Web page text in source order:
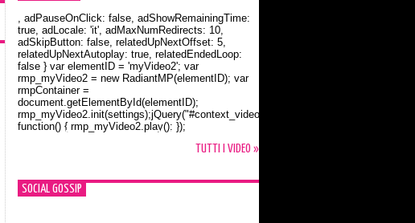
Orlando Bloom e la t-shirt dedicata a Flynn
, adPauseOnClick: false, adShowRemainingTime:
true, adLocale: 'it', adMaxNumRedirects: 10,
adSkipButton: false, relatedUpNextOffset: 5,
relatedUpNextAutoplay: true, relatedEndedLoop:
false } var elementID = 'myVideo2'; var
rmp_myVideo2 = new RadiantMP(elementID); var
rmpContainer =
document.getElementById(elementID);
rmp_myVideo2.init(settings);jQuery("#context_video2").one("mouseover",
function() { rmp_myVideo2.play(); });
TUTTI I VIDEO »
SOCIAL GOSSIP